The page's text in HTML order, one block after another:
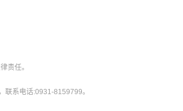
责任。
联系电话:0931-8159799。